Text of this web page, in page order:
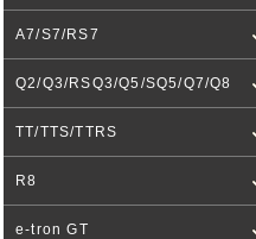
A7/S7/RS7
Q2/Q3/RSQ3/Q5/SQ5/Q7/Q8
TT/TTS/TTRS
R8
e-tron GT